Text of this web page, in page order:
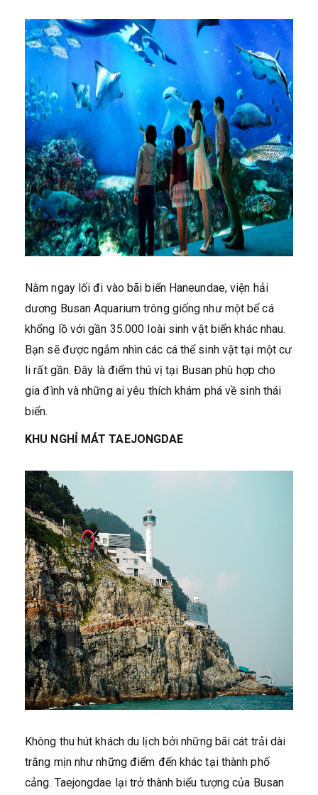
Nằm ngay lối đi vào bãi biển Haneundae, viện hải
dương Busan Aquarium trông giống như một bể cá
khổng lồ với gần 35.000 loài sinh vật biển khác nhau.
Bạn sẽ được ngắm nhìn các cá thể sinh vật tại một cư
li rất gần. Đây là điểm thú vị tại Busan phù hợp cho
gia đình và những ai yêu thích khám phá về sinh thái
biển.
KHU NGHỈ MÁT TAEJONGDAE
Không thu hút khách du lịch bởi những bãi cát trải dài
trắng mịn như những điểm đến khác tại thành phố
cảng. Taejongdae lại trở thành biểu tượng của Busan